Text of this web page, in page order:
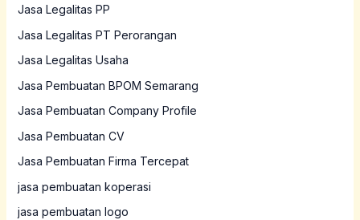
Jasa Legalitas PP
Jasa Legalitas PT Perorangan
Jasa Legalitas Usaha
Jasa Pembuatan BPOM Semarang
Jasa Pembuatan Company Profile
Jasa Pembuatan CV
Jasa Pembuatan Firma Tercepat
jasa pembuatan koperasi
jasa pembuatan logo